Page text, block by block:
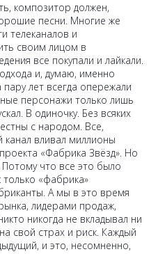
композитор должен,
песни. Многие же
телеканалов и
своим лицом в
все покупали и лайкали.
и, думаю, именно
лет всегда опережали
персонажи только лишь
В одиночку. Без всяких
с народом. Все,
вливал миллионы
«Фабрика Звёзд». Но
что все это было
только «фабрика»
А мы в это время
лидерами продаж,
никогда не вкладывал ни
свой страх и риск. Каждый
и это, несомненно,